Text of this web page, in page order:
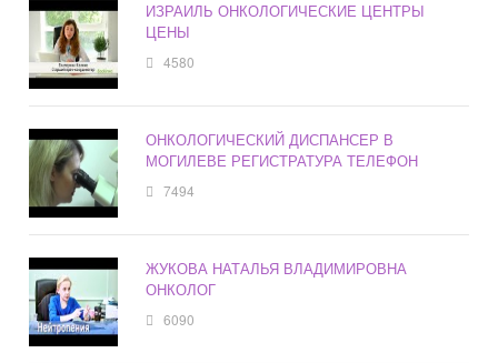
ИЗРАИЛЬ ОНКОЛОГИЧЕСКИЕ ЦЕНТРЫ
ЦЕНЫ
4580
ОНКОЛОГИЧЕСКИЙ ДИСПАНСЕР В
МОГИЛЕВЕ РЕГИСТРАТУРА ТЕЛЕФОН
7494
ЖУКОВА НАТАЛЬЯ ВЛАДИМИРОВНА
ОНКОЛОГ
6090